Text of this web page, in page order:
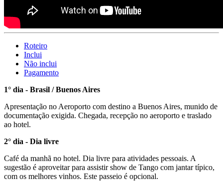
Roteiro
Inclui
Não inclui
Pagamento
1° dia - Brasil / Buenos Aires
Apresentação no Aeroporto com destino a Buenos Aires, munido de
documentação exigida. Chegada, recepção no aeroporto e traslado
ao hotel.
2° dia - Dia livre
Café da manhã no hotel. Dia livre para atividades pessoais. A
sugestão é aproveitar para assistir show de Tango com jantar típico,
com os melhores vinhos. Este passeio é opcional.